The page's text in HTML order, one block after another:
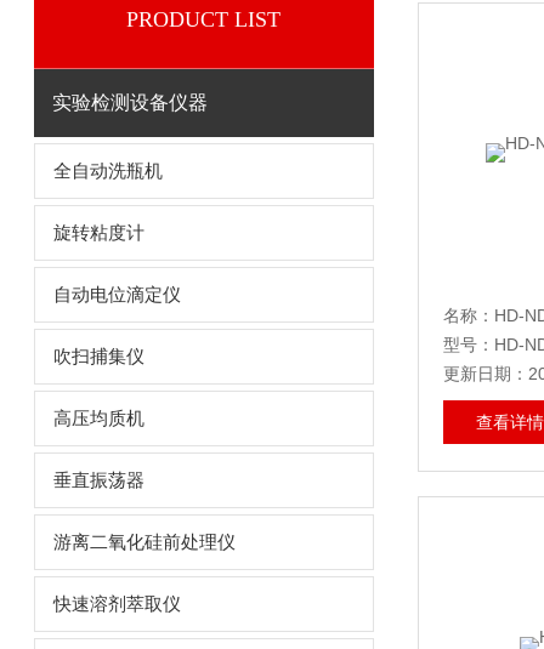
PRODUCT LIST
实验检测设备仪器
全自动洗瓶机
旋转粘度计
自动电位滴定仪
吹扫捕集仪
高压均质机
垂直振荡器
游离二氧化硅前处理仪
快速溶剂萃取仪
名称：HD-
型号：HD-
更新日期：
查看详情